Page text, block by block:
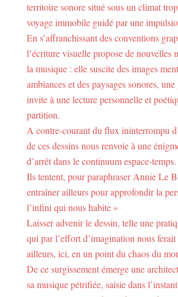
territoire sonore situé sous un climat
voyage immobile guidé par une
En s’affranchissant des conventions
l’écriture visuelle propose de nouvelles
la musique : elle suscite des images
ambiances et des paysages sonores,
invite à une lecture personnelle et
partition.
A contre-courant du flux ininterrompu
de ces dessins nous renvoie à une
d’arrêt dans le continuum espace-temps.
Ils tentent, pour paraphraser Annie Le
entraîner ailleurs pour approfondir la
l’infini qui nous habite »
Laisser advenir le dessin, telle une
qui par l’effort d’imagination nous
ailleurs, ici, en un point du chaos du
De ce surgissement émerge une
sa musique pétrifiée, saisie dans